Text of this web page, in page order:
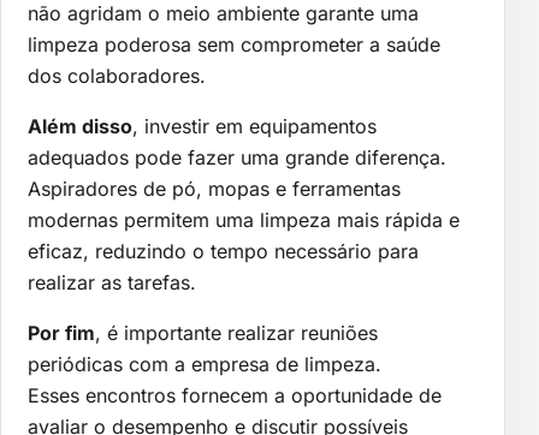
não agridam o meio ambiente garante uma
limpeza poderosa sem comprometer a saúde
dos colaboradores.
Além disso, investir em equipamentos
adequados pode fazer uma grande diferença.
Aspiradores de pó, mopas e ferramentas
modernas permitem uma limpeza mais rápida e
eficaz, reduzindo o tempo necessário para
realizar as tarefas.
Por fim, é importante realizar reuniões
periódicas com a empresa de limpeza.
Esses encontros fornecem a oportunidade de
avaliar o desempenho e discutir possíveis